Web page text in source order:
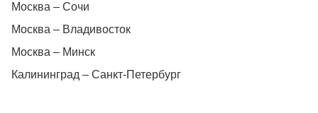
Москва – Сочи
Москва – Владивосток
Москва – Минск
Калининград – Санкт-Петербург